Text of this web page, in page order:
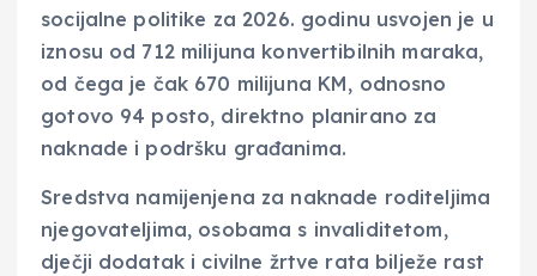
socijalne politike za 2026. godinu usvojen je u
iznosu od 712 milijuna konvertibilnih maraka,
od čega je čak 670 milijuna KM, odnosno
gotovo 94 posto, direktno planirano za
naknade i podršku građanima.
Sredstva namijenjena za naknade roditeljima
njegovateljima, osobama s invaliditetom,
dječji dodatak i civilne žrtve rata bilježe rast